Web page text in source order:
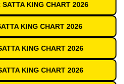
SATTA KING CHART 2026
KING CHART 2026
KING CHART 2026
KING CHART 2026